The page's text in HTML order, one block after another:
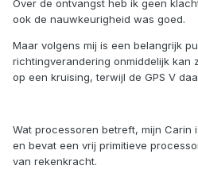
Over de ontvangst heb ik geen
ook de nauwkeurigheid was goed.
Maar volgens mij is een belangrijk
richtingverandering onmiddelijk kan
op een kruising, terwijl de GPS V
Wat processoren betreft, mijn Carin
en bevat een vrij primitieve
van rekenkracht.